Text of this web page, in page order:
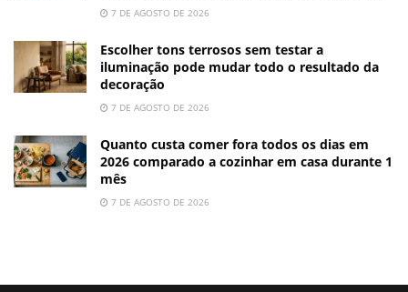
7 DE AGOSTO DE 2026
Escolher tons terrosos sem testar a
iluminação pode mudar todo o resultado da
decoração
7 DE AGOSTO DE 2026
Quanto custa comer fora todos os dias em
2026 comparado a cozinhar em casa durante 1
mês
7 DE AGOSTO DE 2026